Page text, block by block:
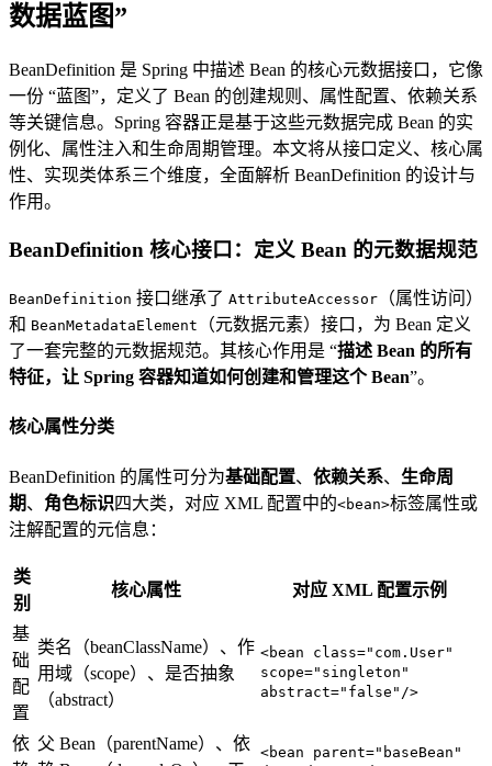
数据蓝图”
BeanDefinition 是 Spring 中描述 Bean 的核心元数据接口，它像
一份 “蓝图”，定义了 Bean 的创建规则、属性配置、依赖关系
等关键信息。Spring 容器正是基于这些元数据完成 Bean 的实
例化、属性注入和生命周期管理。本文将从接口定义、核心属
性、实现类体系三个维度，全面解析 BeanDefinition 的设计与
作用。
BeanDefinition 核心接口：定义 Bean 的元数据规范
BeanDefinition 接口继承了 AttributeAccessor （属性访问）
和 BeanMetadataElement
（元数据元素）接口，为 Bean 定义
了一套完整的元数据规范。其核心作用是 “描述 Bean 的所有
特征，让 Spring 容器知道如何创建和管理这个 Bean”。
核心属性分类
BeanDefinition 的属性可分为基础配置、 依赖关系、 生命周
期、 角色标识四大类，对应 XML 配置中的<bean>标签属性或
注解配置的元信息：
类
别
核心属性 对应 XML 配置示例
基
础
配
置
类名（beanClassName）、作
用域（scope）、是否抽象
（abstract）
<bean class="com.User"
scope="singleton"
abstract="false"/>
依 父 Bean（parentName）、依 <bean parent="baseBean"